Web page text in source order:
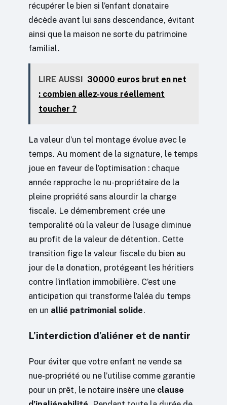
récupérer le bien si l’enfant donataire
décède avant lui sans descendance, évitant
ainsi que la maison ne sorte du patrimoine
familial.
LIRE AUSSI 30000 euros brut en net
: combien allez-vous réellement
toucher ?
La valeur d’un tel montage évolue avec le
temps. Au moment de la signature, le temps
joue en faveur de l’optimisation : chaque
année rapproche le nu-propriétaire de la
pleine propriété sans alourdir la charge
fiscale. Le démembrement crée une
temporalité où la valeur de l’usage diminue
au profit de la valeur de détention. Cette
transition fige la valeur fiscale du bien au
jour de la donation, protégeant les héritiers
contre l’inflation immobilière. C’est une
anticipation qui transforme l’aléa du temps
en un allié patrimonial solide.
L’interdiction d’aliéner et de nantir
Pour éviter que votre enfant ne vende sa
nue-propriété ou ne l’utilise comme garantie
pour un prêt, le notaire insère une clause